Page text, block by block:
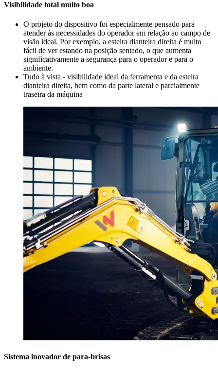
Visibilidade total muito boa
O projeto do dispositivo foi especialmente pensado para
atender às necessidades do operador em relação ao campo de
visão ideal. Por exemplo, a esteira dianteira direita é muito
fácil de ver estando na posição sentado, o que aumenta
significativamente a segurança para o operador e para o
ambiente.
Tudo à vista - visibilidade ideal da ferramenta e da esteira
dianteira direita, bem como da parte lateral e parcialmente
traseira da máquina
Sistema inovador de para-brisas